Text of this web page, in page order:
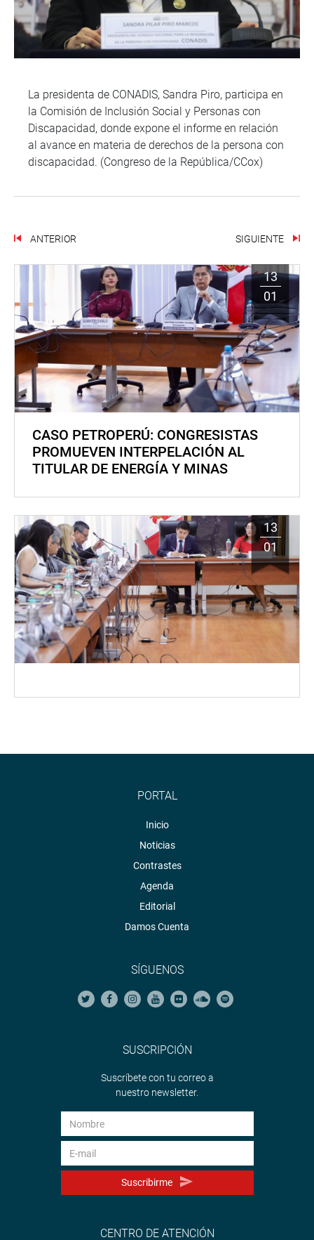
La presidenta de CONADIS, Sandra Piro, participa en
la Comisión de Inclusión Social y Personas con
Discapacidad, donde expone el informe en relación
al avance en materia de derechos de la persona con
discapacidad. (Congreso de la República/CCox)
ANTERIOR SIGUIENTE
13
01
CASO PETROPERÚ: CONGRESISTAS
PROMUEVEN INTERPELACIÓN AL
TITULAR DE ENERGÍA Y MINAS
13
01
PORTAL
Inicio
Noticias
Contrastes
Agenda
Editorial
Damos Cuenta
SÍGUENOS
SUSCRIPCIÓN
Suscríbete con tu correo a
nuestro newsletter.
Suscribirme
CENTRO DE ATENCIÓN